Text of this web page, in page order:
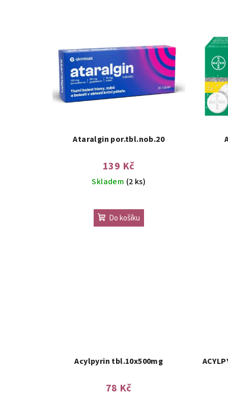
p
r
o
d
ý
p
s
Ataralgin por.tbl.nob.20
139 Kč
Skladem (2 ks)
Do košíku
Acylpyrin tbl.10x500mg
78 Kč